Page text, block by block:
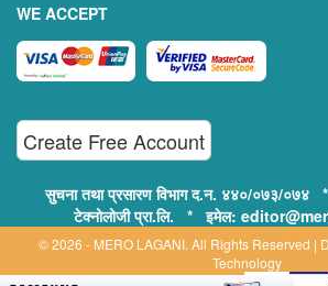
WE ACCEPT
Create Free Account
सुचना तथा प्रसारण विभाग द.न. ४४०/०७३/
टेक्नोलोजी प्रा.लि. * इमेल:
© 2026 - MERO LAGANI. All Rights Reserved |
Technology